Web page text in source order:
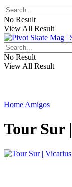
No Result
View All Result
No Result
View All Result
Home Amigos
Tour Sur